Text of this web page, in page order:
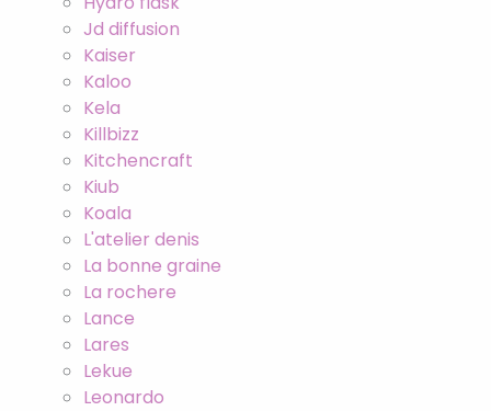
Jd diffusion
Kaiser
Kaloo
Kela
Killbizz
Kitchencraft
Kiub
Koala
L'atelier denis
La bonne graine
La rochere
Lance
Lares
Lekue
Leonardo